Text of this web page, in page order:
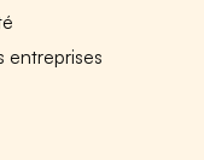
entreprises